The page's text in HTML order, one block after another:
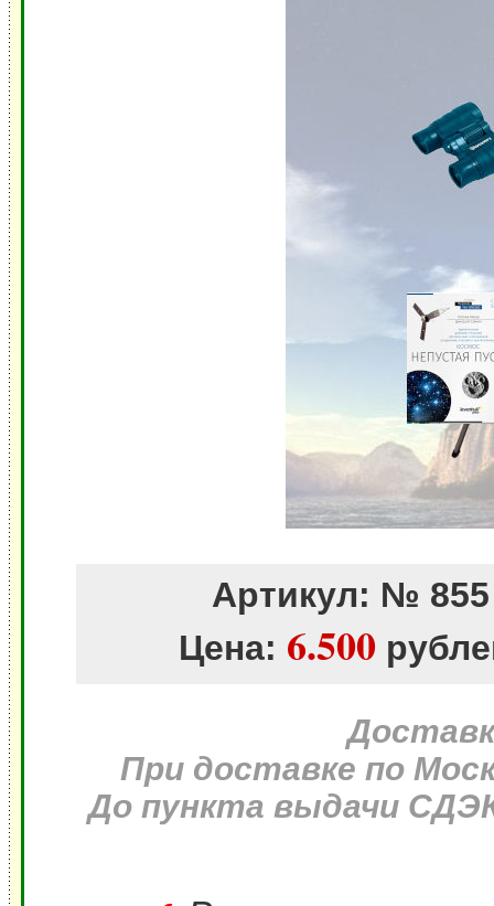
Артикул: № 855
Цена: 6.500
При доставке по
До пункта выдачи